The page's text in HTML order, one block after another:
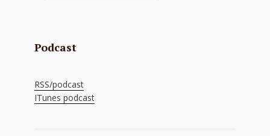
Podcast
RSS/podcast
ITunes podcast